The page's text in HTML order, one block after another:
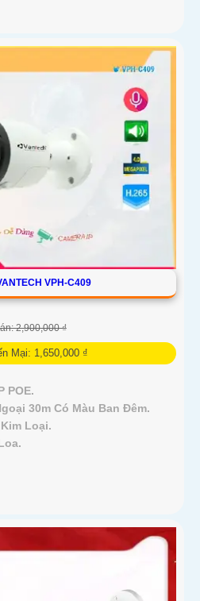
VPH-C409
2,900,000 ₫
Mại: 1,650,000 ₫
POE.
30m Có Màu Ban Đêm.
Loại.